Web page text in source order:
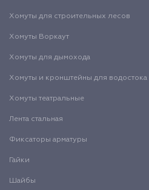
Хомуты для строительных лесов
Хомуты Воркаут
Хомуты для дымохода
Хомуты и кронштейны для водостока
Хомуты театральные
Лента стальная
Фиксаторы арматуры
Гайки
Шайбы